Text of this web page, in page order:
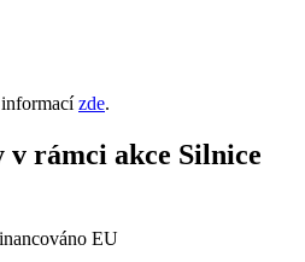
zde.
v rámci akce Silnice